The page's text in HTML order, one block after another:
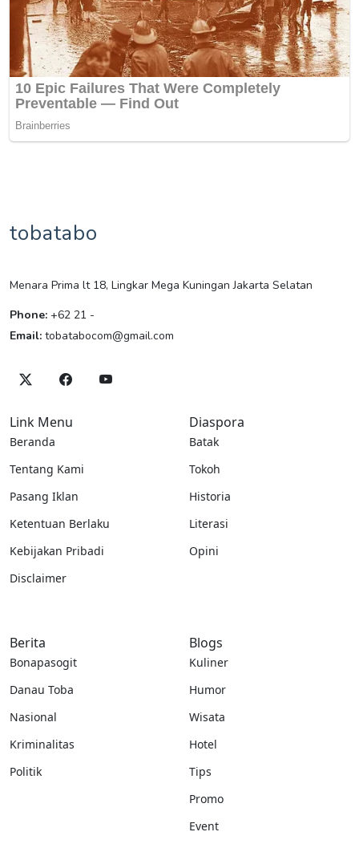
tobatabo
Menara Prima lt 18, Lingkar Mega Kuningan Jakarta Selatan
Phone: +62 21 -
Email: tobatabocom@gmail.com
Link Menu
Beranda
Tentang Kami
Pasang Iklan
Ketentuan Berlaku
Kebijakan Pribadi
Disclaimer
Diaspora
Batak
Tokoh
Historia
Literasi
Opini
Berita
Bonapasogit
Danau Toba
Nasional
Kriminalitas
Politik
Blogs
Kuliner
Humor
Wisata
Hotel
Tips
Promo
Event